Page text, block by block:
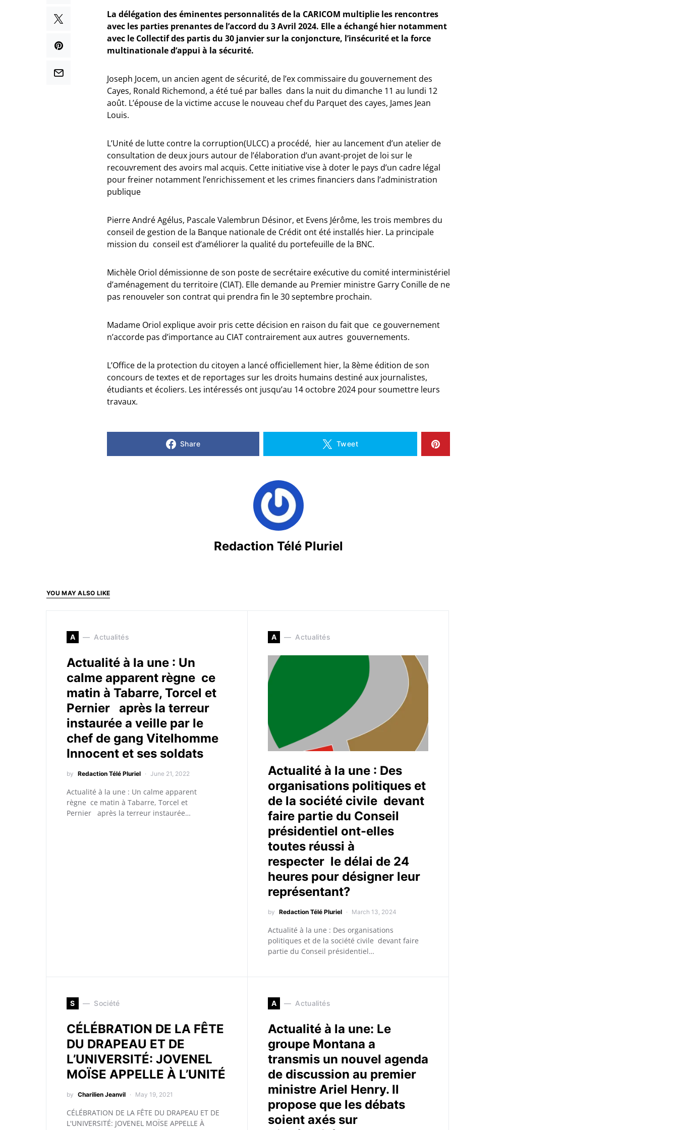
La délégation des éminentes personnalités de la CARICOM multiplie les rencontres
avec les parties prenantes de l’accord du 3 Avril 2024. Elle a échangé hier notamment
avec le Collectif des partis du 30 janvier sur la conjoncture, l’insécurité et la force
multinationale d’appui à la sécurité.
Joseph Jocem, un ancien agent de sécurité, de l’ex commissaire du gouvernement des
Cayes, Ronald Richemond, a été tué par balles dans la nuit du dimanche 11 au lundi 12
août. L’épouse de la victime accuse le nouveau chef du Parquet des cayes, James Jean
Louis.
L’Unité de lutte contre la corruption(ULCC) a procédé, hier au lancement d’un atelier de
consultation de deux jours autour de l’élaboration d’un avant-projet de loi sur le
recouvrement des avoirs mal acquis. Cette initiative vise à doter le pays d’un cadre légal
pour freiner notamment l’enrichissement et les crimes financiers dans l’administration
publique
Pierre André Agélus, Pascale Valembrun Désinor, et Evens Jérôme, les trois membres du
conseil de gestion de la Banque nationale de Crédit ont été installés hier. La principale
mission du conseil est d’améliorer la qualité du portefeuille de la BNC.
Michèle Oriol démissionne de son poste de secrétaire exécutive du comité interministériel
d’aménagement du territoire (CIAT). Elle demande au Premier ministre Garry Conille de ne
pas renouveler son contrat qui prendra fin le 30 septembre prochain.
Madame Oriol explique avoir pris cette décision en raison du fait que ce gouvernement
n’accorde pas d’importance au CIAT contrairement aux autres gouvernements.
L’Office de la protection du citoyen a lancé officiellement hier, la 8ème édition de son
concours de textes et de reportages sur les droits humains destiné aux journalistes,
étudiants et écoliers. Les intéressés ont jusqu’au 14 octobre 2024 pour soumettre leurs
travaux.
Share Tweet
Redaction Télé Pluriel
YOU MAY ALSO LIKE
A Actualités
Actualité à la une : Un
calme apparent règne ce
matin à Tabarre, Torcel et
Pernier après la terreur
instaurée a veille par le
chef de gang Vitelhomme
Innocent et ses soldats
by Redaction Télé Pluriel June 21, 2022
Actualité à la une : Un calme apparent
règne ce matin à Tabarre, Torcel et
Pernier après la terreur instaurée…
A Actualités
Actualité à la une : Des
organisations politiques et
de la société civile devant
faire partie du Conseil
présidentiel ont-elles
toutes réussi à
respecter le délai de 24
heures pour désigner leur
représentant?
by Redaction Télé Pluriel March 13, 2024
Actualité à la une : Des organisations
politiques et de la société civile devant faire
partie du Conseil présidentiel…
S Société
CÉLÉBRATION DE LA FÊTE
DU DRAPEAU ET DE
L’UNIVERSITÉ: JOVENEL
MOÏSE APPELLE À L’UNITÉ
by Charilien Jeanvil May 19, 2021
CÉLÉBRATION DE LA FÊTE DU DRAPEAU ET DE
L'UNIVERSITÉ: JOVENEL MOÏSE APPELLE À
A Actualités
Actualité à la une: Le
groupe Montana a
transmis un nouvel agenda
de discussion au premier
ministre Ariel Henry. Il
propose que les débats
soient axés sur